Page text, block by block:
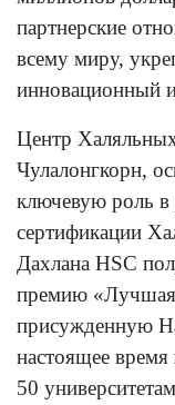
партнерские
всему миру,
инновационный
Центр
Чулалонгкорн,
ключевую роль в
сертификации
Дахлана HSC
премию «Лучшая
присужденную
настоящее время
50